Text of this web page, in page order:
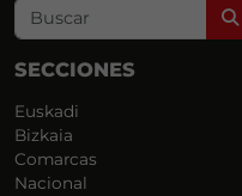
SECCIONES
Euskadi
Bizkaia
Comarcas
Nacional